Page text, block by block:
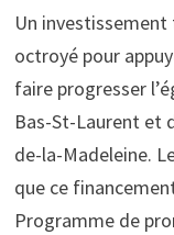
Un
octroyé pour
faire progresser
Bas-St-Laurent et
de-la-Madeleine.
que ce
Programme de